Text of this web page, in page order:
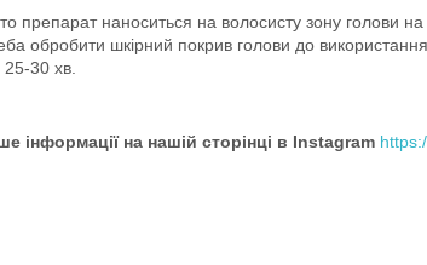
препарат наноситься на волосисту зону голови
обробити шкірний покрив голови до
30 хв.
інформації на нашій сторінці в Instagram